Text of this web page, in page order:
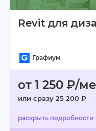
Revit для
Графиум
от 1 250 ₽/
или сразу 25 200 ₽